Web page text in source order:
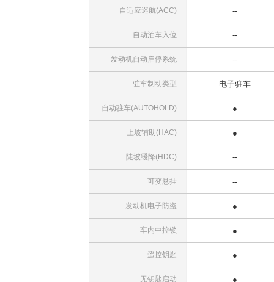
自适应巡航(ACC)
自动泊车入位
发动机自动启停系统
驻车制动类型
自动驻车(AUTOHOLD)
上坡辅助(HAC)
陡坡缓降(HDC)
可变悬挂
发动机电子防盗
车内中控锁
遥控钥匙
无钥匙启动
--
--
--
电子驻车
●
●
--
--
●
●
●
●